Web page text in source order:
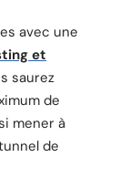
avec une
et
saurez
de
mener à
de